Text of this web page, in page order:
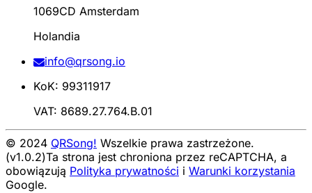
1069CD Amsterdam
Holandia
info@qrsong.io
KoK: 99311917
VAT: 8689.27.764.B.01
© 2024 QRSong! Wszelkie prawa zastrzeżone.
(v1.0.2)Ta strona jest chroniona przez reCAPTCHA, a
obowiązują Polityka prywatności i Warunki korzystania
Google.